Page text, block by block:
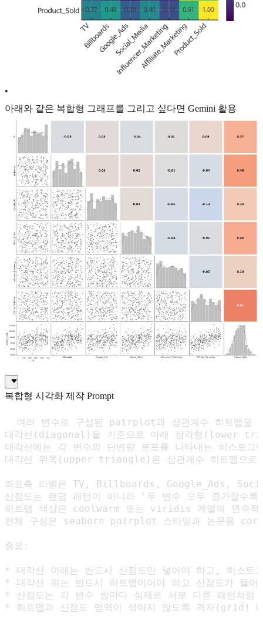
•
아래와 같은 복합형 그래프를 그리고 싶다면 Gemini 활용
복합형 시각화 제작 Prompt
여러 변수로 구성된 pairplot과 상관계수 히트맵을
대각선(diagonal)을 기준으로 아래 삼각형(lower
대각선에는 각 변수의 단변량 분포를 나타내는 히스토
대각선 위쪽(upper triangle)은 상관계수 히트맵으로
좌표축 라벨은 TV, Billboards, Google_Ads,
산점도는 랜덤 패턴이 아니라 '두 변수 모두 증가할수
히트맵 색상은 coolwarm 또는 viridis 계열의 연속적
전체 구성은 seaborn pairplot 스타일과 논문용
중요:
* 대각선 아래는 반드시 산점도만 넣어야 하고, 히스토
* 대각선 위는 반드시 히트맵이어야 하고 산점도가 들
* 산점도는 각 변수 쌍마다 실제로 서로 다른 패턴처럼
* 히트맵과 산점도 영역이 섞이지 않도록 격자(grid) 배